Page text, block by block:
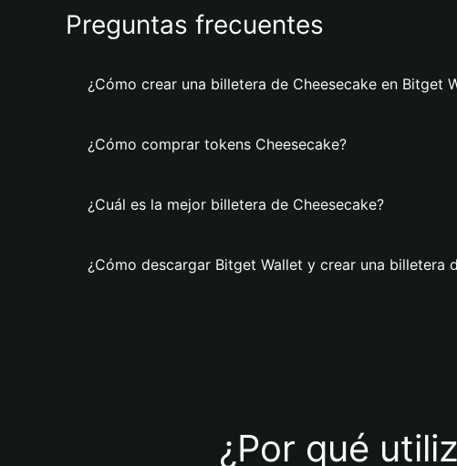
Preguntas frecuentes
¿Cómo crear una billetera de Cheesecake en Bitget
¿Cómo comprar tokens Cheesecake?
¿Cuál es la mejor billetera de Cheesecake?
¿Cómo descargar Bitget Wallet y crear una billetera
¿Por qué